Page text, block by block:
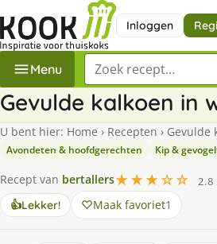
Inloggen
Menu Zoek een recept
Gevulde kalkoen in
U bent hier: Home › Recepten › Gevulde
Avondeten & hoofdgerechten Kip &
Recept van bertallers★★★☆☆
2.8
👍Lekker! Maak favoriet1